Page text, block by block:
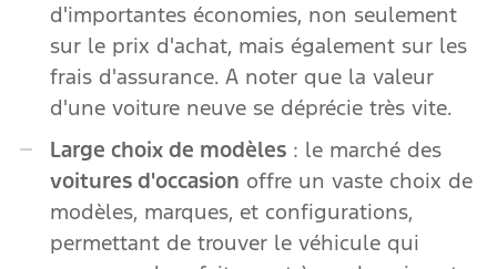
d'importantes économies, non seulement
sur le prix d'achat, mais également sur les
frais d'assurance. A noter que la valeur
d'une voiture neuve se déprécie très vite.
Large choix de modèles : le marché des
voitures d'occasion offre un vaste choix de
modèles, marques, et configurations,
permettant de trouver le véhicule qui